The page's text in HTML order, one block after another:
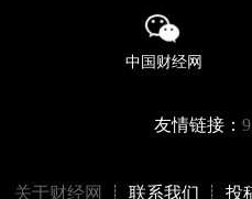
中国财经网
友情链接：
关于财经网 ┊ 联系我们 ┊ 投